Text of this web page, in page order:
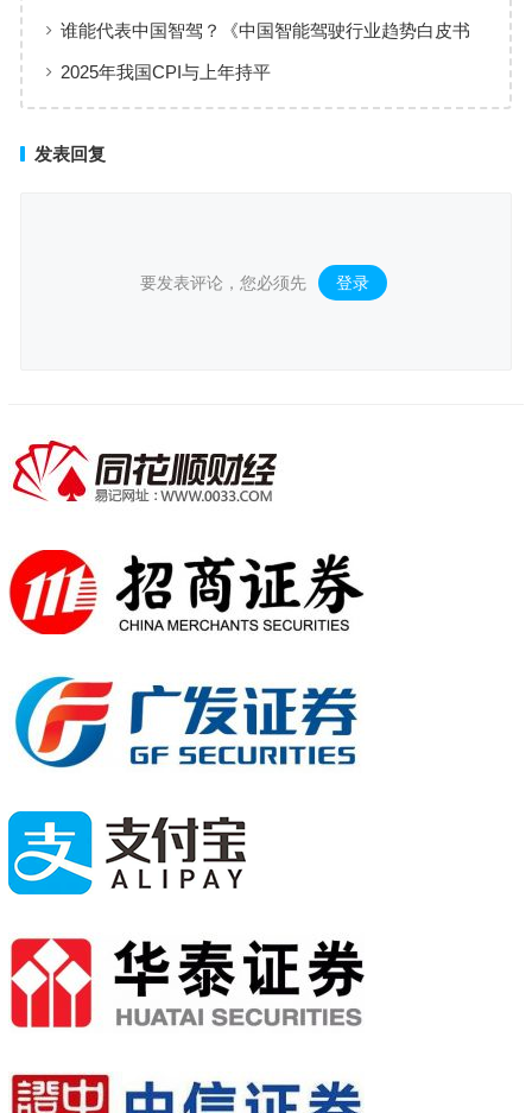
条”
谁能代表中国智驾？《中国智能驾驶行业趋势白皮书
（2025）》点名华为、元戎、Momenta
2025年我国CPI与上年持平
发表回复
要发表评论，您必须先 登录 。